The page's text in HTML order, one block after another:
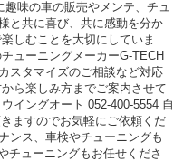
味の車の販売やメンテ、チュ
と共に喜び、共に感動を分か
しむことを大切にしていま
ューニングメーカーG-TECH
スタマイズのご相談など対応
ら楽しみ方までご案内させて
イングオート 052-400-5554 自
ますのでお気軽にご依頼くだ
ンス、車検やチューニングも
チューニングもお任せくださ